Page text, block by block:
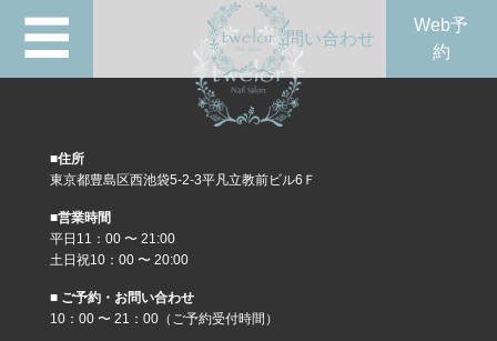
☰ 問い合わせ
Web予
約
■住所
東京都豊島区西池袋5-2-3平凡立教前ビル6Ｆ
■営業時間
平日11：00 〜 21:00
土日祝10：00 〜 20:00
■ ご予約・お問い合わせ
10：00 〜 21：00（ご予約受付時間）